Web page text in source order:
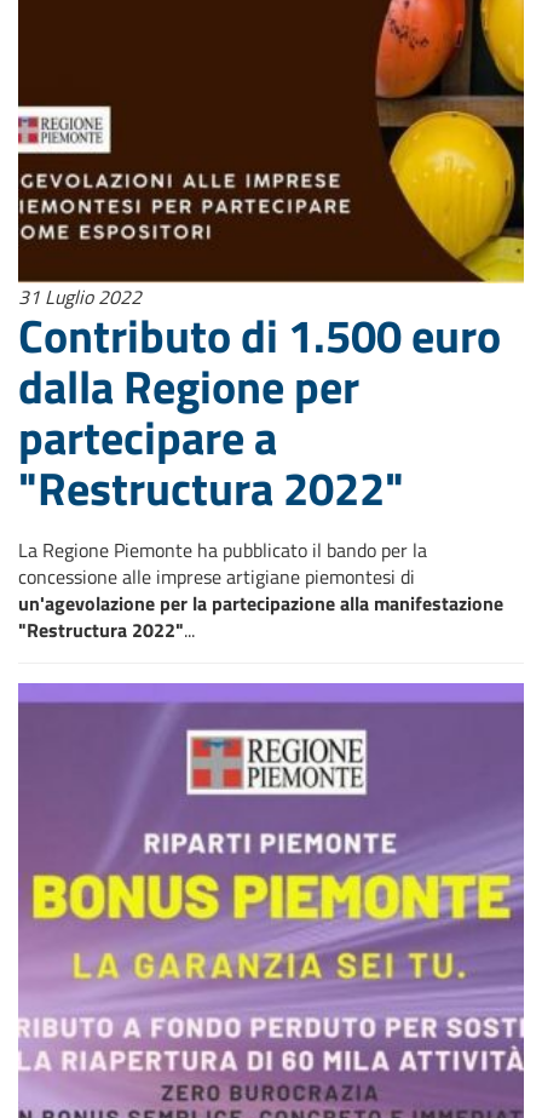
31 Luglio 2022
Contributo di 1.500 euro
dalla Regione per
partecipare a
"Restructura 2022"
La Regione Piemonte ha pubblicato il bando per la
concessione alle imprese artigiane piemontesi di
un'agevolazione per la partecipazione alla manifestazione
"Restructura 2022"...